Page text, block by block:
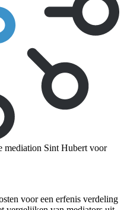
mediation Sint Hubert voor
voor een erfenis verdeling